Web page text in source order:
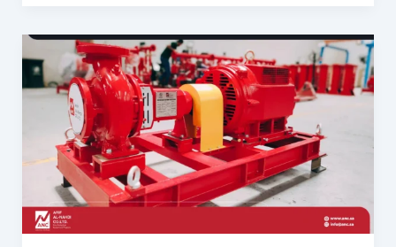
غرف
الكهرباء
في
كيف
تمنع
الحرائق
باستخدام
أنظمة